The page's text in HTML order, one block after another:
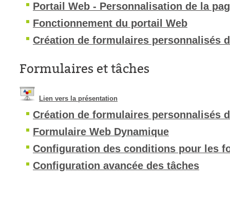
Portail Web - Personnalisation de la
Fonctionnement du portail Web
Création de formulaires personnalisés
Formulaires et tâches
Lien vers la présentation
Création de formulaires personnalisés
Formulaire Web Dynamique
Configuration des conditions pour les
Configuration avancée des tâches